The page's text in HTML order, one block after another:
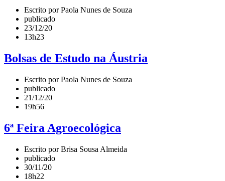
Escrito por Paola Nunes de Souza
publicado
23/12/20
13h23
Bolsas de Estudo na Áustria
Escrito por Paola Nunes de Souza
publicado
21/12/20
19h56
6ª Feira Agroecológica
Escrito por Brisa Sousa Almeida
publicado
30/11/20
18h22